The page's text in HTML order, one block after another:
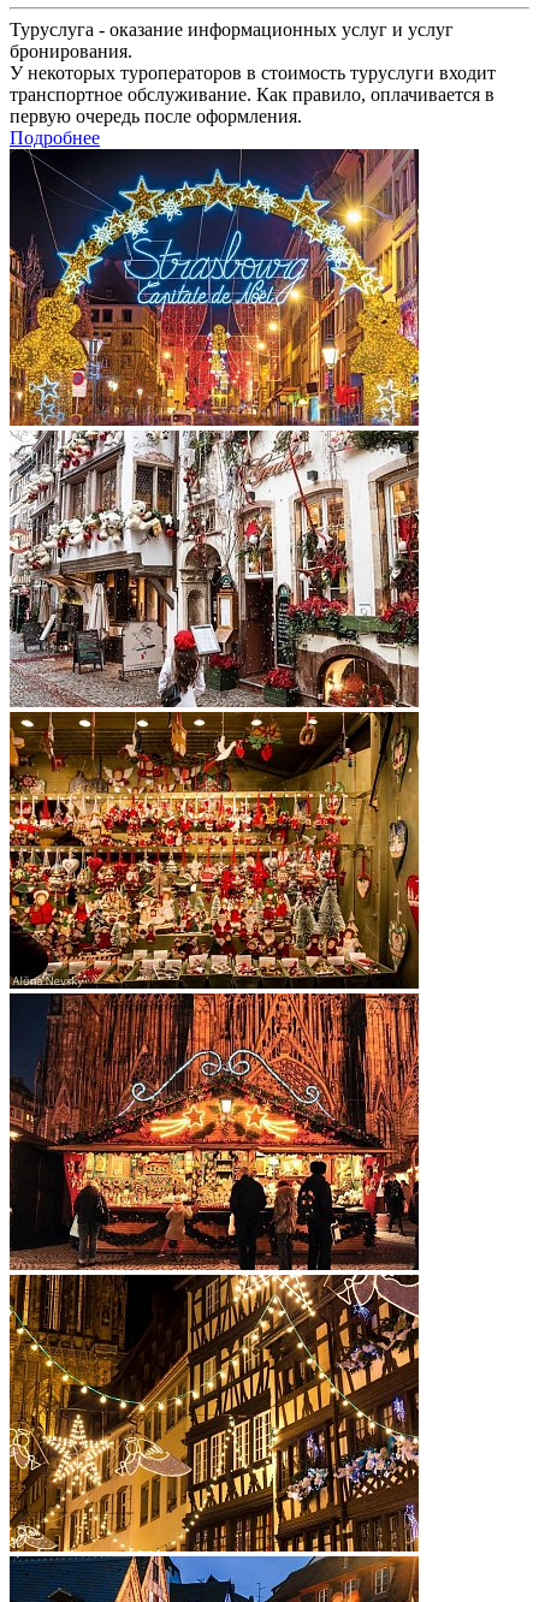
Туруслуга - оказание информационных услуг и услуг
бронирования.
У некоторых туроператоров в стоимость туруслуги входит
транспортное обслуживание. Как правило, оплачивается в
первую очередь после оформления.
Подробнее